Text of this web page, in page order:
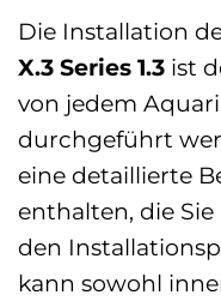
Die Installation
X.3 Series 1.3 ist
von jedem
durchgeführt
eine detaillierte
enthalten, die
den
kann sowohl